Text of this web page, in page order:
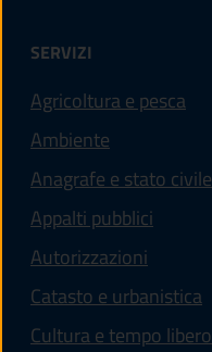
SERVIZI
Agricoltura e pesca
Ambiente
Anagrafe e stato civile
Appalti pubblici
Autorizzazioni
Catasto e urbanistica
Cultura e tempo libero